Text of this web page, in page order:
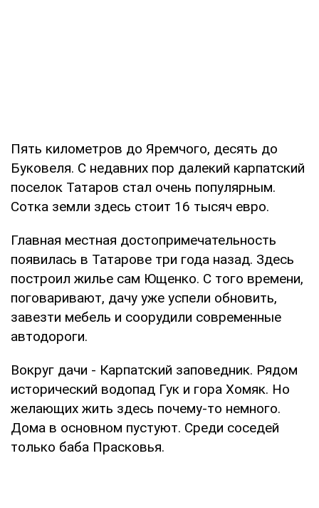
Пять километров до Яремчого, десять до
Буковеля. С недавних пор далекий карпатский
поселок Татаров стал очень популярным.
Сотка земли здесь стоит 16 тысяч евро.
Главная местная достопримечательность
появилась в Татарове три года назад. Здесь
построил жилье сам Ющенко. С того времени,
поговаривают, дачу уже успели обновить,
завезти мебель и соорудили современные
автодороги.
Вокруг дачи - Карпатский заповедник. Рядом
исторический водопад Гук и гора Хомяк. Но
желающих жить здесь почему-то немного.
Дома в основном пустуют. Среди соседей
только баба Прасковья.